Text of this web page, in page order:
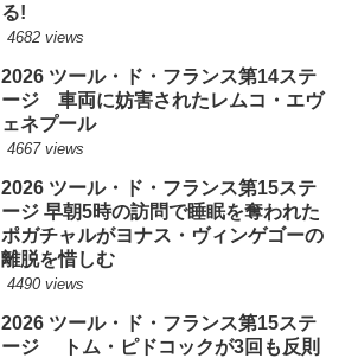
る!
4682 views
2026 ツール・ド・フランス第14ステ
ージ 車両に妨害されたレムコ・エヴ
ェネプール
4667 views
2026 ツール・ド・フランス第15ステ
ージ 早朝5時の訪問で睡眠を奪われた
ポガチャルがヨナス・ヴィンゲゴーの
離脱を惜しむ
4490 views
2026 ツール・ド・フランス第15ステ
ージ トム・ピドコックが3回も反則